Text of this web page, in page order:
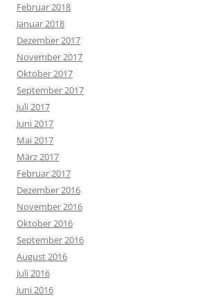
Februar 2018
Januar 2018
Dezember 2017
November 2017
Oktober 2017
September 2017
Juli 2017
Juni 2017
Mai 2017
März 2017
Februar 2017
Dezember 2016
November 2016
Oktober 2016
September 2016
August 2016
Juli 2016
Juni 2016